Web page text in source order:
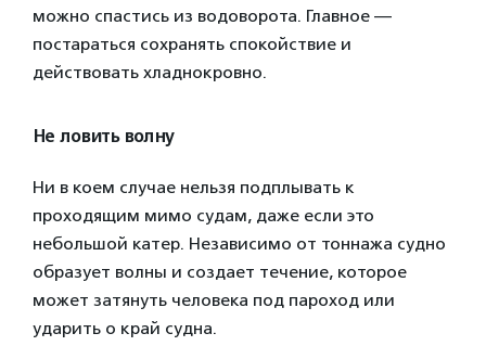
можно спастись из водоворота. Главное —
постараться сохранять спокойствие и
действовать хладнокровно.
Не ловить волну
Ни в коем случае нельзя подплывать к
проходящим мимо судам, даже если это
небольшой катер. Независимо от тоннажа судно
образует волны и создает течение, которое
может затянуть человека под пароход или
ударить о край судна.